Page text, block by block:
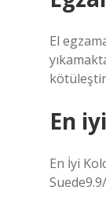
El
En
En İyi